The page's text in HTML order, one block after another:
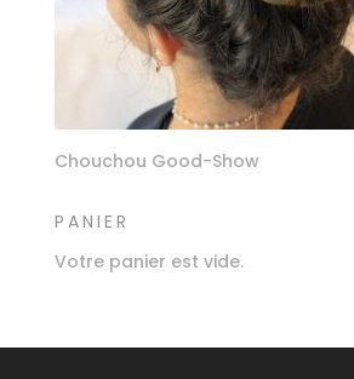
Chouchou Good-Show
PANIER
Votre panier est vide.